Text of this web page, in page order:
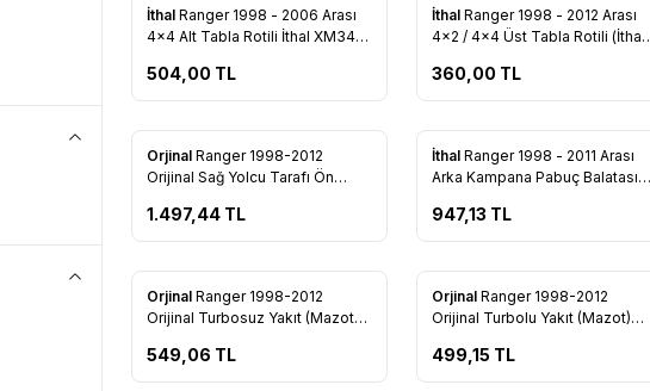
Yeni
Favorilere Ekle
İthal Ranger 1998 - 2006 Arası
4x4 Alt Tabla Rotili İthal XM34
504,00 TL
Yeni
Favorilere Ekle
İthal Ranger 1998 - 2012 Arası
4x2 / 4x4 Üst Tabla Rotili (İthal)
360,00 TL
Favorilere Ekle
Tükendi
Orjinal Ranger 1998-2012
Orijinal Sağ Yolcu Tarafı Ön
1.497,44 TL
Favorilere Ekle
Tükendi
İthal Ranger 1998 - 2011 Arası
Arka Kampana Pabuç Balatası
947,13 TL
Favorilere Ekle
Tükendi
Orjinal Ranger 1998-2012
Orijinal Turbosuz Yakıt (Mazot)
549,06 TL
Favorilere Ekle
Tükendi
Orjinal Ranger 1998-2012
Orijinal Turbolu Yakıt (Mazot)
499,15 TL